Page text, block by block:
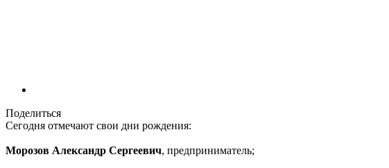
Поделиться
Сегодня отмечают свои дни рождения:
Морозов Александр Сергеевич, предприниматель;